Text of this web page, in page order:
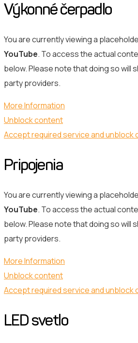
Výkonné čerpadlo
You are currently viewing a
YouTube. To access the actual
below. Please note that doing so will
party providers.
More Information
Unblock content
Accept required service and unblock
Pripojenia
You are currently viewing a
YouTube. To access the actual
below. Please note that doing so will
party providers.
More Information
Unblock content
Accept required service and unblock
LED svetlo